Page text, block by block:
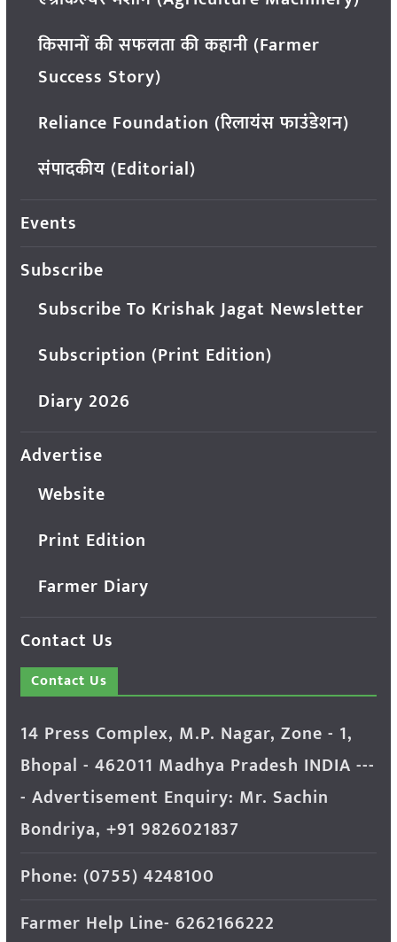
किसानों की सफलता की कहानी (Farmer
Success Story)
Reliance Foundation (रिलायंस फाउंडेशन)
संपादकीय (Editorial)
Events
Subscribe
Subscribe To Krishak Jagat Newsletter
Subscription (Print Edition)
Diary 2026
Advertise
Website
Print Edition
Farmer Diary
Contact Us
Contact Us
14 Press Complex, M.P. Nagar, Zone - 1,
Bhopal - 462011 Madhya Pradesh INDIA ---
- Advertisement Enquiry: Mr. Sachin
Bondriya, +91 9826021837
Phone: (0755) 4248100
Farmer Help Line- 6262166222